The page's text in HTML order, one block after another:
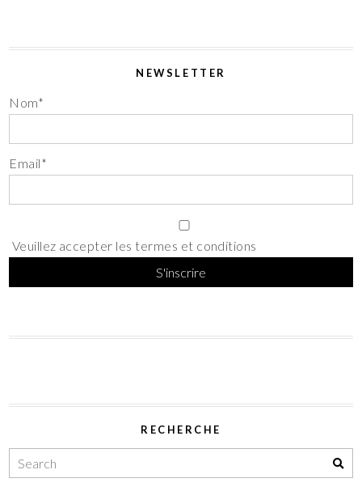
NEWSLETTER
Nom*
Email*
Veuillez accepter les termes et conditions
RECHERCHE